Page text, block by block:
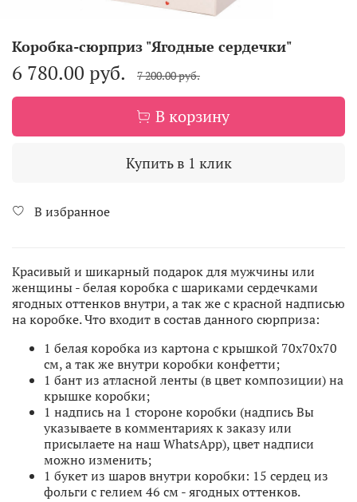
Коробка-сюрприз "Ягодные сердечки"
6 780.00 руб. 7 200.00 руб.
В корзину
Купить в 1 клик
В избранное
Красивый и шикарный подарок для мужчины или
женщины - белая коробка с шариками сердечками
ягодных оттенков внутри, а так же с красной надписью
на коробке. Что входит в состав данного сюрприза:
1 белая коробка из картона с крышкой 70х70х70
см, а так же внутри коробки конфетти;
1 бант из атласной ленты (в цвет композиции) на
крышке коробки;
1 надпись на 1 стороне коробки (надпись Вы
указываете в комментариях к заказу или
присылаете на наш WhatsApp), цвет надписи
можно изменить;
1 букет из шаров внутри коробки: 15 сердец из
фольги с гелием 46 см - ягодных оттенков.